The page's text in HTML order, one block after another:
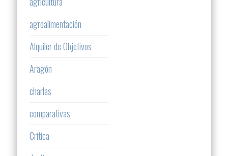
agroalimentación
Alquiler de Objetivos
Aragón
charlas
comparativas
Critica